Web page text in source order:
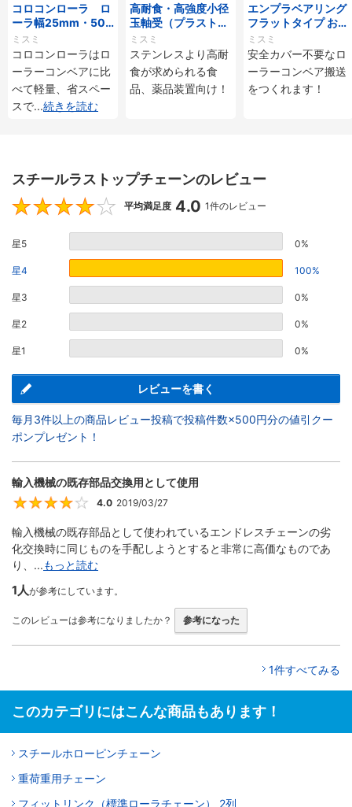
コロコンローラ ロ
ーラ幅25mm・50
mmタイプ
ミスミ
コロコンローラはロ
ーラーコンベアに比
べて軽量、省スペー
スで...続きを読む
高耐食・高強度小径
玉軸受（プラストロ
ベアリング）
ミスミ
ステンレスより高耐
食が求められる食
品、薬品装置向け！
エンプラベアリング
フラットタイプ おね
じ付
ミスミ
安全カバー不要なロ
ーラーコンベア搬送
をつくれます！
スチールラストップチェーンのレビュー
4
平均満足度 4.0 1件のレビュー
星5 0%
星4 100%
星3 0%
星2 0%
星1 0%
レビューを書く
毎月3件以上の商品レビュー投稿で投稿件数×500円分の値引クー
ポンプレゼント！
輸入機械の既存部品交換用として使用
4
4.0 2019/03/27
輸入機械の既存部品として使われているエンドレスチェーンの劣
化交換時に同じものを手配しようとすると非常に高価なものであ
り、...もっと読む
1人が参考にしています。
このレビューは参考になりましたか？ 参考になった
1件すべてみる
このカテゴリにはこんな商品もあります！
スチールホローピンチェーン
重荷重用チェーン
フィットリンク（標準ローラチェーン） 2列